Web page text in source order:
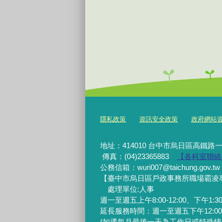
隱私政策 資訊安全政策 政府網站
地址：414010 台中市烏日區高鐵
傳真：(04)23365883
【各科室聯
公務信箱：wuri007@taichung.gov.tw
【臺中市烏日區戶政事務所職場霸
處理單位:人事
週一至週五上午8:00-12:00、下午
延長服務時間：週一至週五下午